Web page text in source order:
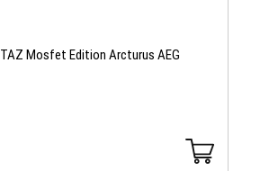
Mosfet Edition Arcturus AEG